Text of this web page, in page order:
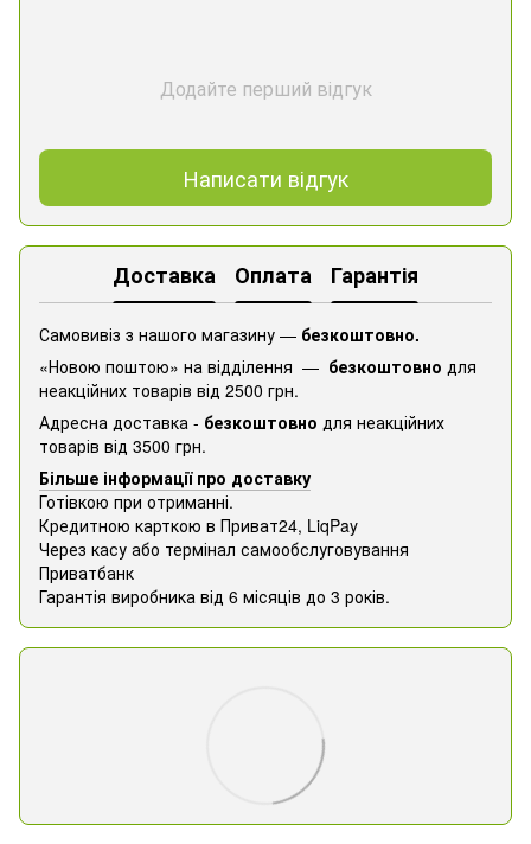
Додайте перший відгук
Написати відгук
Доставка Оплата Гарантія
Самовивіз з нашого магазину — безкоштовно.
«Новою поштою» на відділення — безкоштовно для
неакційних товарів від 2500 грн.
Адресна доставка - безкоштовно для неакційних
товарів від 3500 грн.
Більше інформації про доставку
Готівкою при отриманні.
Кредитною карткою в Приват24, ​​LiqPay
Через касу або термінал самообслуговування
Приватбанк
Гарантія виробника від 6 місяців до 3 років.